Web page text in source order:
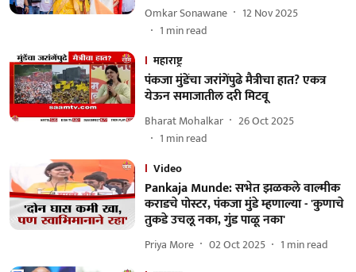
Omkar Sonawane
12 Nov 2025
1 min read
महाराष्ट्र
पंकजा मुंडेंचा जरांगेंपुढे मैत्रीचा हात? एकत्र
येऊन समाजातील दरी मिटवू
Bharat Mohalkar
26 Oct 2025
1 min read
Video
Pankaja Munde: सभेत झळकले वाल्मीक
कराडचे पोस्टर, पंकजा मुंडे म्हणाल्या - 'कुणाचे
तुकडे उचलू नका, गुंड पाळू नका'
Priya More 02 Oct 2025 1 min read